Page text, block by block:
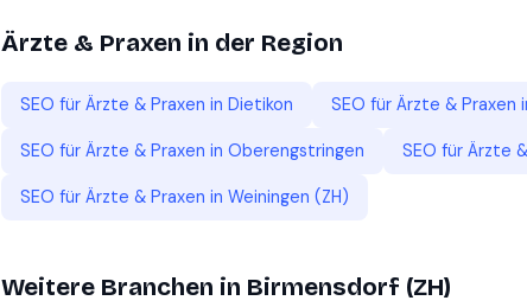
Ärzte & Praxen in der Region
SEO für Ärzte & Praxen in Dietikon SEO für Ärzte & Praxen
SEO für Ärzte & Praxen in Oberengstringen SEO für Ärzte
SEO für Ärzte & Praxen in Weiningen (ZH)
Weitere Branchen in Birmensdorf (ZH)